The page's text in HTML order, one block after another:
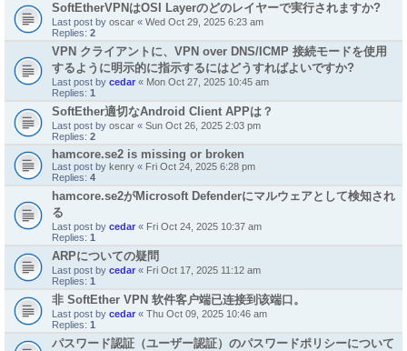
SoftEtherVPNはOSI Layerのどのレイヤーで実行されますか?
Last post by oscar « Wed Oct 29, 2025 6:23 am
Replies: 2
VPN クライアントに、VPN over DNS/ICMP 接続モードを使用
するように明示的に指示するにはどうすればよいですか?
Last post by cedar « Mon Oct 27, 2025 10:45 am
Replies: 1
SoftEther適切なAndroid Client APPは？
Last post by oscar « Sun Oct 26, 2025 2:03 pm
Replies: 2
hamcore.se2 is missing or broken
Last post by kenry « Fri Oct 24, 2025 6:28 pm
Replies: 4
hamcore.se2がMicrosoft Defenderにマルウェアとして検知され
る
Last post by cedar « Fri Oct 24, 2025 10:37 am
Replies: 1
ARPについての疑問
Last post by cedar « Fri Oct 17, 2025 11:12 am
Replies: 1
非 SoftEther VPN 软件客户端已连接到该端口。
Last post by cedar « Thu Oct 09, 2025 10:46 am
Replies: 1
パスワード認証（ユーザー認証）のパスワードポリシーについて